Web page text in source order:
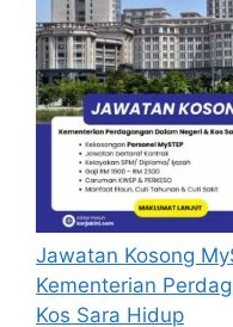
Jawatan Kosong
Kementerian
Kos Sara Hidup